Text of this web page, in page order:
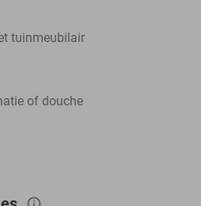
tuinmeubilair
of douche